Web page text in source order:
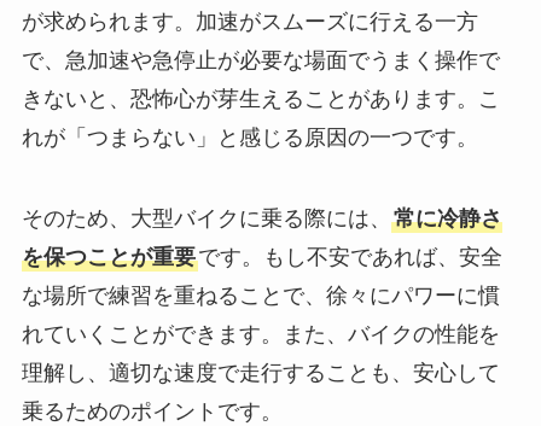
が求められます。加速がスムーズに行える一方
で、急加速や急停止が必要な場面でうまく操作で
きないと、恐怖心が芽生えることがあります。こ
れが「つまらない」と感じる原因の一つです。
そのため、大型バイクに乗る際には、 常に冷静さ
を保つことが重要です。もし不安であれば、安全
な場所で練習を重ねることで、徐々にパワーに慣
れていくことができます。また、バイクの性能を
理解し、適切な速度で走行することも、安心して
乗るためのポイントです。